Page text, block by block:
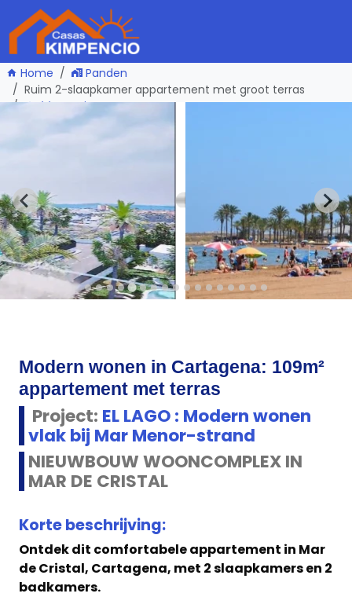
Home
Panden
Ruim 2-slaapkamer appartement met groot terras
één pagina terug
Modern wonen in Cartagena: 109m²
appartement met terras
Project: EL LAGO : Modern wonen
vlak bij Mar Menor-strand
NIEUWBOUW WOONCOMPLEX IN
MAR DE CRISTAL
Korte beschrijving:
Ontdek dit comfortabele appartement in Mar
de Cristal, Cartagena, met 2 slaapkamers en 2
badkamers.